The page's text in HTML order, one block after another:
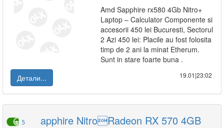
Amd Sapphire rx580 4Gb Nitro+
Laptop – Calculator Componente si
accesorii 450 lei Bucuresti, Sectorul
2 Azi 450 lei: Placile au fost folosita
timp de 2 ani la minat Etherum.
Sunt in stare foarte buna .
Детали...
19.01|23:02
5 apphire NitroRadeon RX 570 4GB